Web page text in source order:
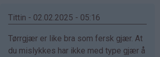
Cecilie
bekreftet)
Tittin - 02.02.2025 - 05:16
Som
svar
Tørrgjær er like bra som fersk gjær. At
du mislykkes har ikke med type gjær å